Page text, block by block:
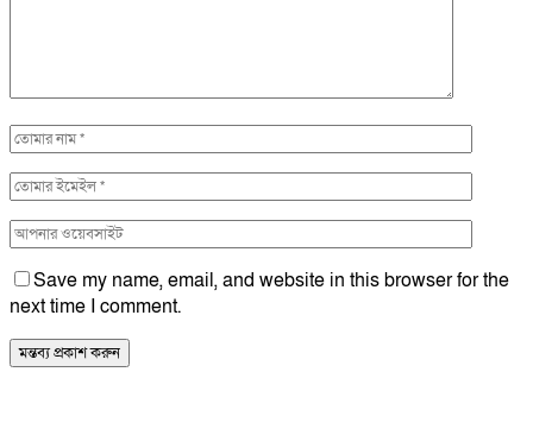
Save my name, email, and website in this browser for the
next time I comment.